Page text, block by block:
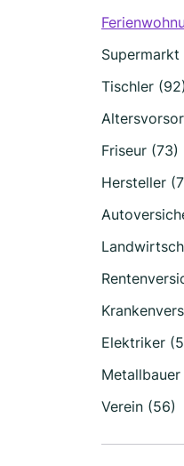
Supermarkt
Tischler (92)
Friseur (73)
Hersteller
Elektriker
Metallbauer
Verein (56)